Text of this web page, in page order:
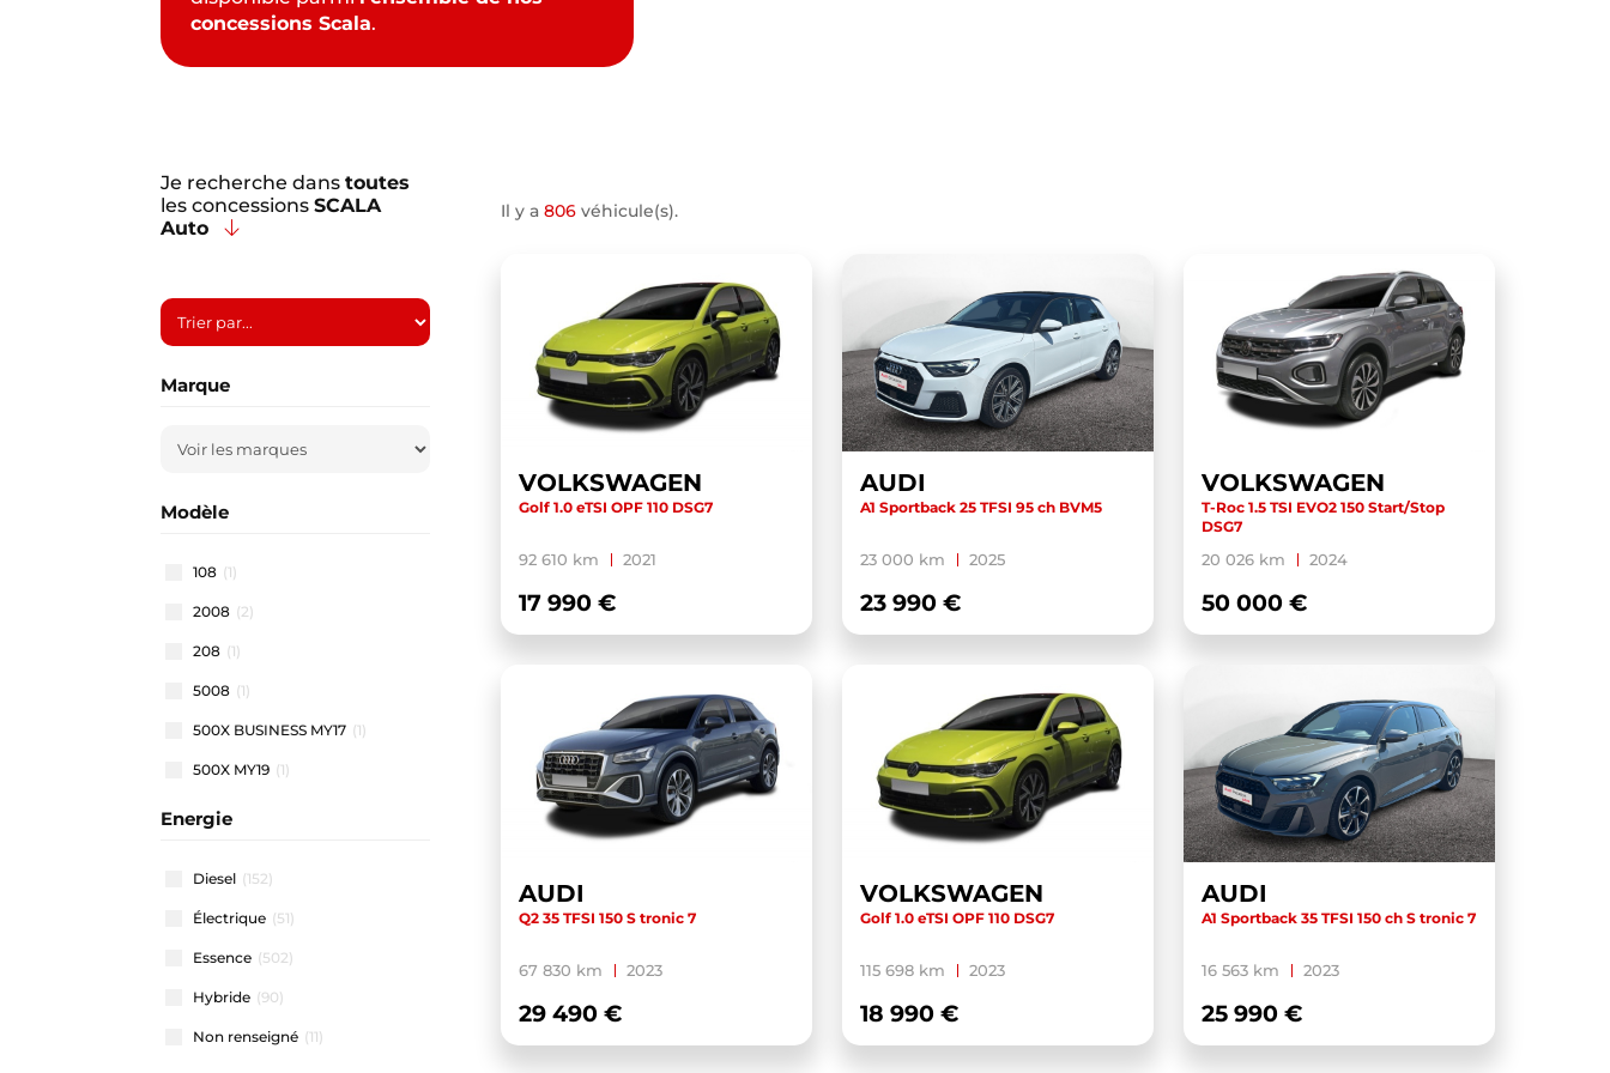
concessions Scala.
Je recherche danstoutes
les concessionsSCALA
Auto
Marque
Modèle
108 (1)
2008 (2)
208 (1)
5008 (1)
500X BUSINESS MY17 (1)
500X MY19 (1)
500X MY22
911 CARRERA COUPE
A1 ALLSTREET
A1 SPORTBACK
A3 ALLSTREET
A3 BERLINE (1)
Energie
Diesel (152)
Électrique (51)
Essence (502)
Hybride (90)
Non renseigné (11)
Il y a 806véhicule(s).
VOLKSWAGEN
Golf 1.0 eTSI OPF 110 DSG7
92 610 km 2021
17 990 €
AUDI
A1 Sportback 25 TFSI 95 ch BVM5
23 000 km 2025
23 990 €
VOLKSWAGEN
T-Roc 1.5 TSI EVO2 150 Start/Stop
DSG7
20 026 km 2024
50 000 €
AUDI
Q2 35 TFSI 150 S tronic 7
67 830 km 2023
29 490 €
VOLKSWAGEN
Golf 1.0 eTSI OPF 110 DSG7
115 698 km 2023
18 990 €
AUDI
A1 Sportback 35 TFSI 150 ch S tronic 7
16 563 km 2023
25 990 €